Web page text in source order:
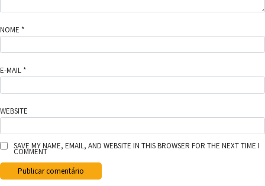
NOME *
E-MAIL *
WEBSITE
SAVE MY NAME, EMAIL, AND WEBSITE IN THIS BROWSER FOR THE NEXT TIME I
COMMENT